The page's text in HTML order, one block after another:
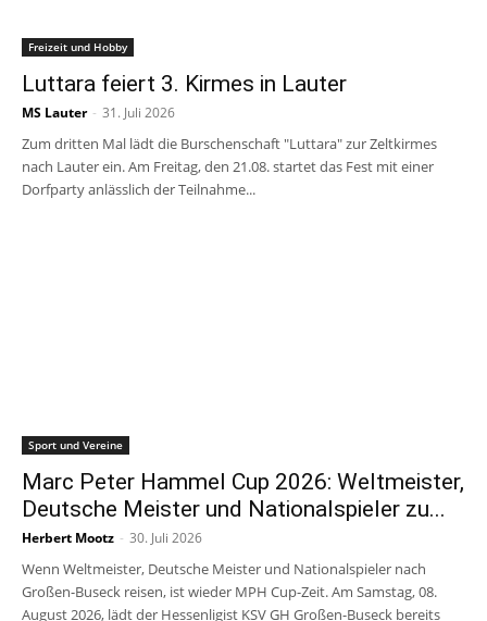
Freizeit und Hobby
Luttara feiert 3. Kirmes in Lauter
MS Lauter - 31. Juli 2026
Zum dritten Mal lädt die Burschenschaft "Luttara" zur Zeltkirmes
nach Lauter ein. Am Freitag, den 21.08. startet das Fest mit einer
Dorfparty anlässlich der Teilnahme...
Sport und Vereine
Marc Peter Hammel Cup 2026: Weltmeister,
Deutsche Meister und Nationalspieler zu...
Herbert Mootz - 30. Juli 2026
Wenn Weltmeister, Deutsche Meister und Nationalspieler nach
Großen-Buseck reisen, ist wieder MPH Cup-Zeit. Am Samstag, 08.
August 2026, lädt der Hessenligist KSV GH Großen-Buseck bereits